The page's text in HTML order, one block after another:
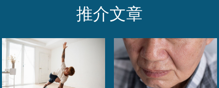
推介文章